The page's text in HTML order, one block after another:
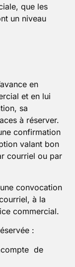
que les
un niveau
en
et en lui
sa
à réserver.
confirmation
valant bon
courriel ou par
convocation
à la
commercial.
:
de